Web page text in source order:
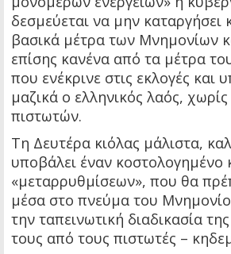
δεσμεύεται να μην καταργήσει
βασικά μέτρα των Μνημονίων
επίσης κανένα από τα μέτρα
που ενέκρινε στις εκλογές και
μαζικά ο ελληνικός λαός,
πιστωτών.
Τη Δευτέρα κιόλας μάλιστα,
υποβάλει έναν κοστολογημένο
«μεταρρυθμίσεων», που θα
μέσα στο πνεύμα του
την ταπεινωτική διαδικασία
τους από τους πιστωτές –